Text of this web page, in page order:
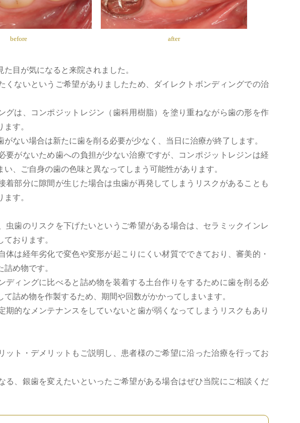
before after
目が気になると来院されました。
くないというご希望がありましたため、ダイレクトボンディングでの治
グは、コンポジットレジン（歯科用樹脂）を塗り重ねながら歯の形を作
す。
がない場合は新たに歯を削る必要が少なく、当日に治療が終了します。
要がないため歯への負担が少ない治療ですが、コンポジットレジンは経
い、ご自身の歯の色味と異なってしまう可能性があります。
着部分に隙間が生じた場合は虫歯が再発してしまうリスクがあることも
す。
虫歯のリスクを下げたいというご希望がある場合は、セラミックインレ
おります。
体は経年劣化で変色や変形が起こりにくい材質でできており、審美的・
め物です。
ディングに比べると詰め物を装着する土台作りをするために歯を削る必
て詰め物を作製するため、期間や回数がかかってしまいます。
期的なメンテナンスをしていないと歯が弱くなってしまうリスクもあり
ット・デメリットもご説明し、患者様のご希望に沿った治療を行ってお
る、銀歯を変えたいといったご希望がある場合はぜひ当院にご相談くだ